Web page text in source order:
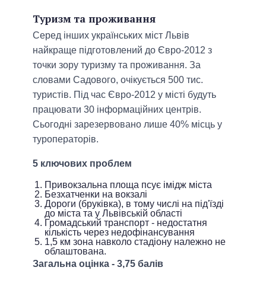
Туризм та проживання
Серед інших українських міст Львів
найкраще підготовлений до Євро-2012 з
точки зору туризму та проживання. За
словами Садового, очікується 500 тис.
туристів. Під час Євро-2012 у місті будуть
працювати 30 інформаційних центрів.
Сьогодні зарезервовано лише 40% місць у
туроператорів.
5 ключових проблем
Привокзальна площа псує імідж міста
Безхатченки на вокзалі
Дороги (бруківка), в тому числі на під'їзді
до міста та у Львівській області
Громадський транспорт - недостатня
кількість через недофінансування
1,5 км зона навколо стадіону належно не
облаштована.
Загальна оцінка - 3,75 балів